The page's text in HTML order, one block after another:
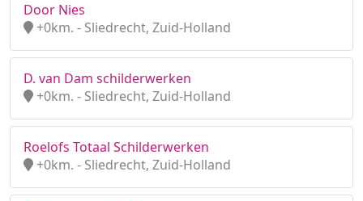
Door Nies
+0km. - Sliedrecht, Zuid-Holland
D. van Dam schilderwerken
+0km. - Sliedrecht, Zuid-Holland
Roelofs Totaal Schilderwerken
+0km. - Sliedrecht, Zuid-Holland